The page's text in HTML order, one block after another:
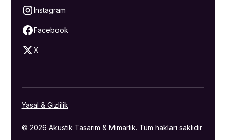
Instagram
Facebook
X
© 2026 Akustik Tasarım & Mimarlık. Tüm hakları saklıdır
Yasal & Gizlilik